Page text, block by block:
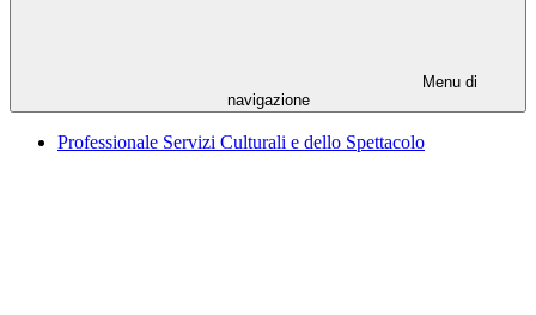
Menu di
navigazione
Professionale Servizi Culturali e dello Spettacolo